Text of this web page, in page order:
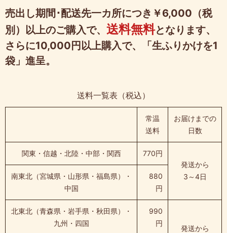
売出し期間･配送先一カ所につき￥6,000（税
別）以上のご購入で、 送料無料となります、
さらに10,000円以上購入で、「生ふりかけを1
袋」進呈。
送料一覧表（税込）
常温
送料
お届けまでの
日数
関東・信越・北陸・中部・関西
770円
発送から
3～4日
南東北（宮城県・山形県・福島県）・
中国
880
円
北東北（青森県・岩手県・秋田県）・
九州・四国
990
円
発送から